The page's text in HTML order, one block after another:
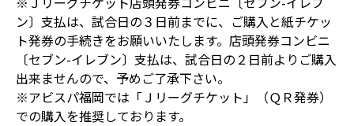
ン〕支払は、試合日の３日前までに、ご購入と紙チケッ
ト発券の手続きをお願いいたします。店頭発券コンビニ
〔セブン-イレブン〕支払は、試合日の２日前よりご購入
出来ませんので、予めご了承下さい。
※アビスパ福岡では「Ｊリーグチケット」（ＱＲ発券）
での購入を推奨しております。